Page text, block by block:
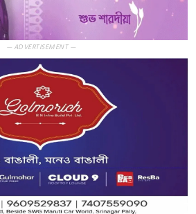
— ADVERTISEMENT —